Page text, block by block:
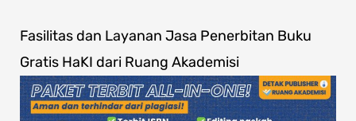
Fasilitas dan Layanan Jasa Penerbitan Buku
Gratis HaKI dari Ruang Akademisi